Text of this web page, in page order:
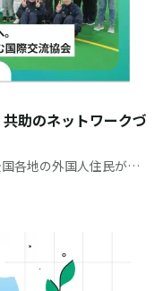
助のネットワークづ
各地の外国人住民が増
高を更新。その中でも